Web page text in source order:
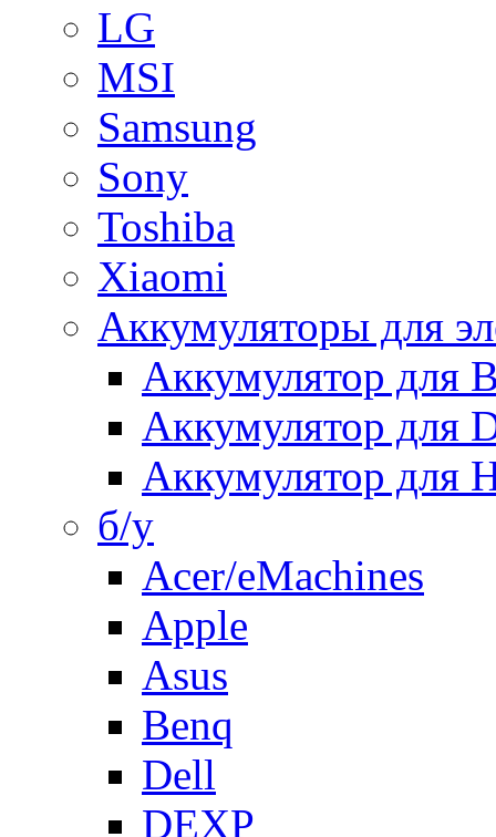
LG
MSI
Samsung
Sony
Toshiba
Xiaomi
Аккумуляторы для
Аккумулятор для
Аккумулятор для
Аккумулятор для
б/у
Acer/eMachines
Apple
Asus
Benq
Dell
DEXP